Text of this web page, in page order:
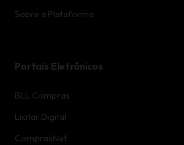
Sobre a Plataforma
Portais Eletrônicos
BLL Compras
Licitar Digital
ComprasNet